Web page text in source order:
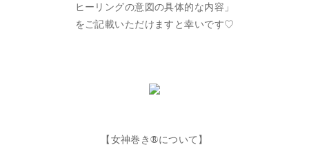
ヒーリングの意図の具体的な内容」
をご記載いただけますと幸いです♡
【女神巻き®︎について】